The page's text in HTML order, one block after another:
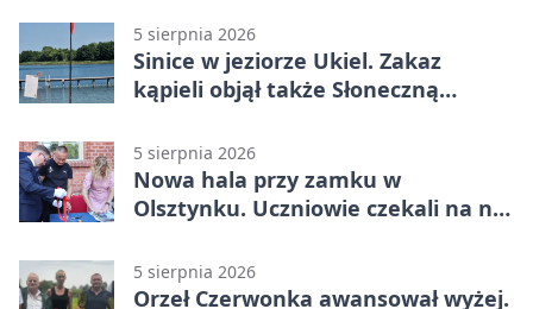
5 sierpnia 2026
Sinice w jeziorze Ukiel. Zakaz
kąpieli objął także Słoneczną
5 sierpnia 2026
Nowa hala przy zamku w
Olsztynku. Uczniowie czekali na nią
5 sierpnia 2026
Orzeł Czerwonka awansował wyżej.